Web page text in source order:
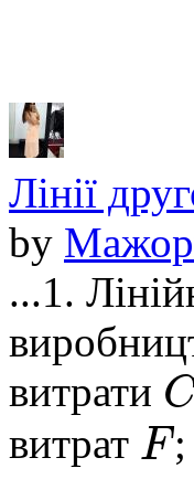
Лінії
by
...1.
витрати
витрат F